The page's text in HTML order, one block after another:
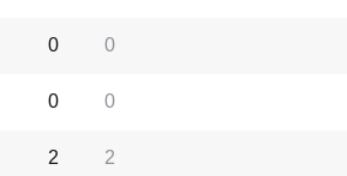
0
0
0
0
2
2